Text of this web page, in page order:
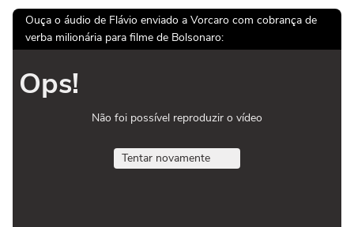
'Nasceu lá, mas vem encher
o saco aqui'
Ouça o áudio de Flávio enviado a Vorcaro com cobrança de
verba milionária para filme de Bolsonaro:
Ops!
Não foi possível reproduzir o vídeo
Tentar novamente